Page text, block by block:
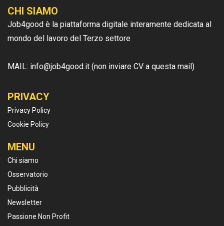
CHI SIAMO
Job4good è la piattaforma digitale interamente dedicata al
mondo del lavoro del Terzo settore
MAIL: info@job4good.it (non inviare CV a questa mail)
PRIVACY
Privacy Policy
Cookie Policy
MENU
Chi siamo
Osservatorio
Pubblicità
Newsletter
Passione Non Profit